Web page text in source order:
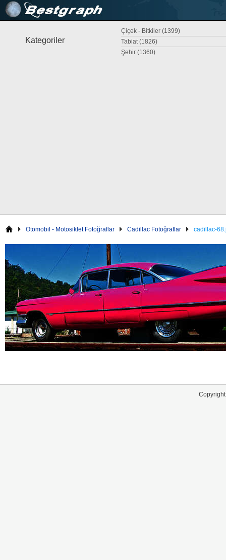
Kategoriler
Çiçek - Bitkiler (1399)
Tabiat (1826)
Şehir (1360)
Otomobil - Motosiklet Fotoğraflar Cadillac Fotoğraflar cadillac-